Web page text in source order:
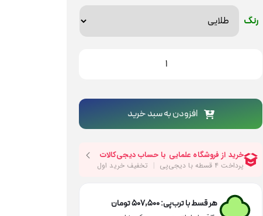
رنگ
صنعت
مدل
17000
افزودن به سبد خرید
هر قسط با ترب‌پی:507,500تومان